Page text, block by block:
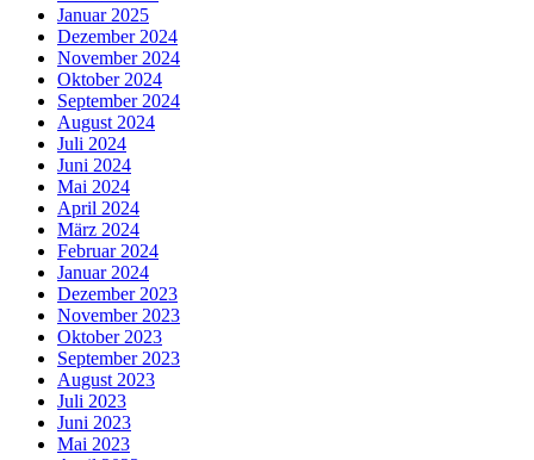
Januar 2025
Dezember 2024
November 2024
Oktober 2024
September 2024
August 2024
Juli 2024
Juni 2024
Mai 2024
April 2024
März 2024
Februar 2024
Januar 2024
Dezember 2023
November 2023
Oktober 2023
September 2023
August 2023
Juli 2023
Juni 2023
Mai 2023